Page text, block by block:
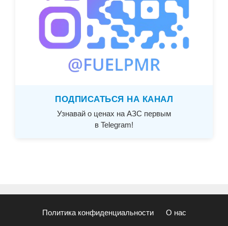
ПОДПИСАТЬСЯ НА КАНАЛ
Узнавай о ценах на АЗС первым
в Telegram!
Политика конфиденциальности О нас